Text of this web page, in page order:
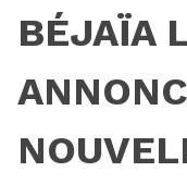
BÉJAÏA